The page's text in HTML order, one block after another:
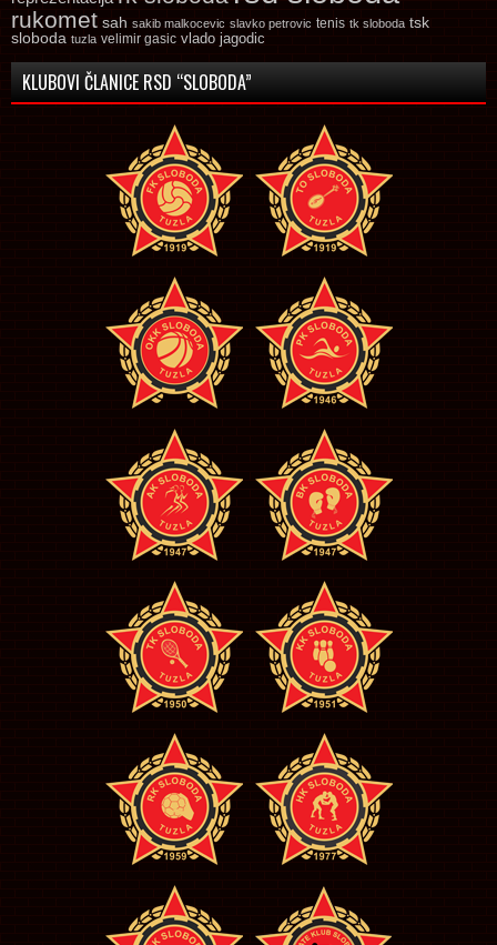
rukomet sah sakib malkocevic slavko petrovic tenis tk sloboda tsk
sloboda tuzla velimir gasic vlado jagodic
KLUBOVI ČLANICE RSD “SLOBODA”